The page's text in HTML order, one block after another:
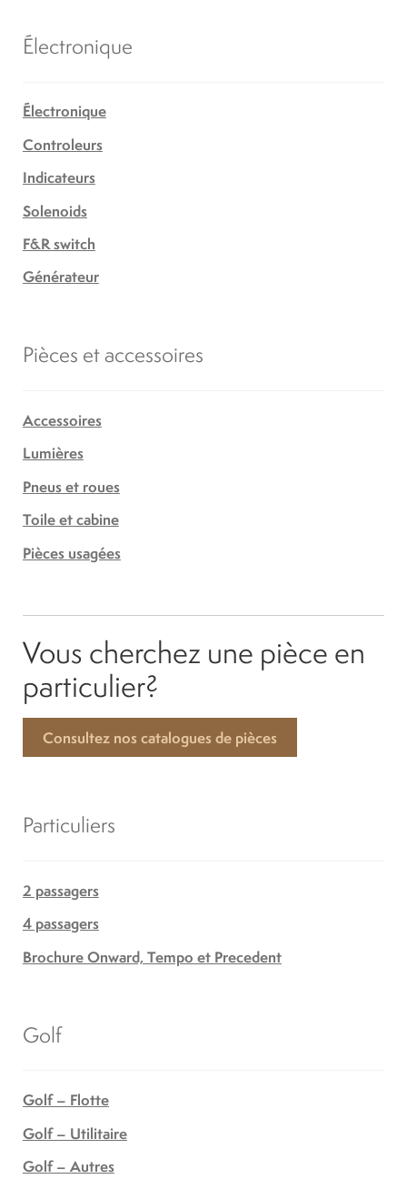
Électronique
Électronique
Controleurs
Indicateurs
Solenoids
F&R switch
Générateur
Pièces et accessoires
Accessoires
Lumières
Pneus et roues
Toile et cabine
Pièces usagées
Vous cherchez une pièce en
particulier?
Consultez nos catalogues de pièces
Particuliers
2 passagers
4 passagers
Brochure Onward, Tempo et Precedent
Golf
Golf – Flotte
Golf – Utilitaire
Golf – Autres